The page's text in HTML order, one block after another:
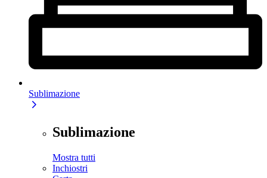
Sublimazione
Sublimazione
Mostra tutti
Inchiostri